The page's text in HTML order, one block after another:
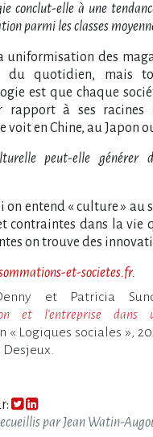
conclut-elle à une
parmi les classes
uniformisation des
du quotidien, mais
est que chaque
rapport à ses racines
voit en Chine, au Japon
peut-elle générer
on entend « culture » au
contraintes dans la vie
on trouve des
et-societes.fr.
et Patricia
et l’entreprise dans
« Logiques sociales »,
Desjeux.
par Jean Watin-